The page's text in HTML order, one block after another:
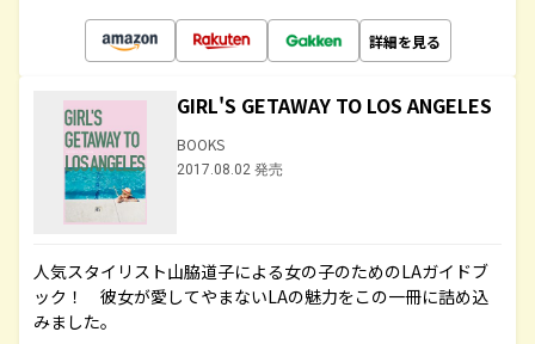
詳細を見る
GIRL'S GETAWAY TO LOS ANGELES
BOOKS
2017.08.02 発売
人気スタイリスト山脇道子による女の子のためのLAガイドブ
ック！ 彼女が愛してやまないLAの魅力をこの一冊に詰め込
みました。